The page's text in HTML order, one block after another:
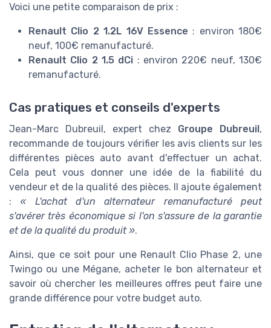
Voici une petite comparaison de prix :
Renault Clio 2 1.2L 16V Essence : environ 180€
neuf, 100€ remanufacturé.
Renault Clio 2 1.5 dCi : environ 220€ neuf, 130€
remanufacturé.
Cas pratiques et conseils d'experts
Jean-Marc Dubreuil, expert chez Groupe Dubreuil,
recommande de toujours vérifier les avis clients sur les
différentes pièces auto avant d'effectuer un achat.
Cela peut vous donner une idée de la fiabilité du
vendeur et de la qualité des pièces. Il ajoute également
: « L'achat d'un alternateur remanufacturé peut
s'avérer très économique si l'on s'assure de la garantie
et de la qualité du produit ».
Ainsi, que ce soit pour une Renault Clio Phase 2, une
Twingo ou une Mégane, acheter le bon alternateur et
savoir où chercher les meilleures offres peut faire une
grande différence pour votre budget auto.